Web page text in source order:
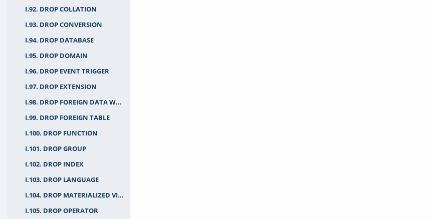
I.92. DROP COLLATION
I.93. DROP CONVERSION
I.94. DROP DATABASE
I.95. DROP DOMAIN
I.96. DROP EVENT TRIGGER
I.97. DROP EXTENSION
I.98. DROP FOREIGN DATA WRAPPER
I.99. DROP FOREIGN TABLE
I.100. DROP FUNCTION
I.101. DROP GROUP
I.102. DROP INDEX
I.103. DROP LANGUAGE
I.104. DROP MATERIALIZED VIEW
I.105. DROP OPERATOR